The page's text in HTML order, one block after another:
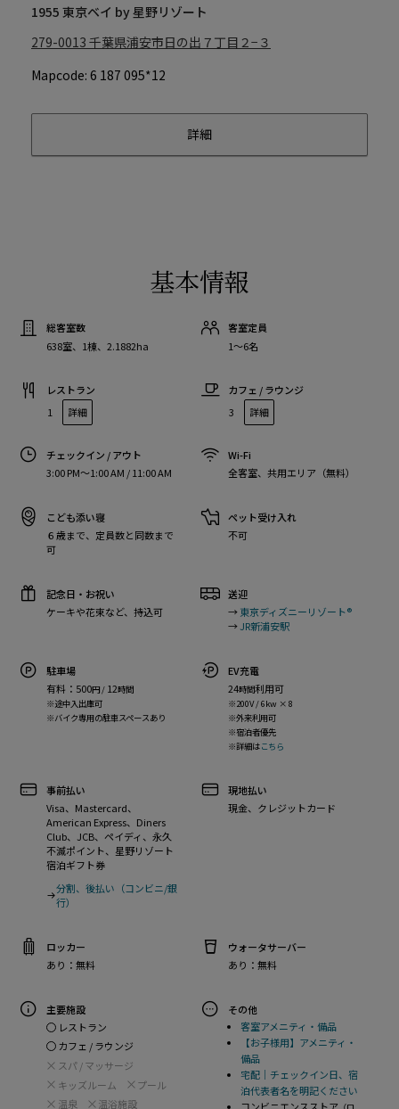
1955 東京ベイ by 星野リゾート
279-0013 千葉県浦安市日の出７丁目２−３
Mapcode: 6 187 095*12
詳細
基本情報
総客室数
638室、1棟、2.1882ha
客室定員
1〜6名
レストラン
1
詳細
カフェ / ラウンジ
3
詳細
チェックイン / アウト
3:00 PM〜1:00 AM / 11:00 AM
Wi-Fi
全客室、共用エリア（無料）
こども添い寝
６歳まで、定員数と同数まで
可
ペット受け入れ
不可
記念日・お祝い
ケーキや花束など、持込可
送迎
→東京ディズニーリゾート®
→JR新浦安駅
駐車場
有料：500円 / 12時間
※途中入出庫可
※バイク専用の駐車スペースあり
EV充電
24時間利用可
※200V / 6kw × 8
※外来利用可
※宿泊者優先
※詳細はこちら
事前払い
Visa、Mastercard、
American Express、Diners
Club、JCB、ペイディ、永久
不滅ポイント、星野リゾート
宿泊ギフト券
分割、後払い（コンビニ/銀
行）
現地払い
現金、クレジットカード
ロッカー
あり：無料
ウォータサーバー
あり：無料
主要施設
レストラン
カフェ / ラウンジ
スパ / マッサージ
キッズルーム
プール
温泉
温浴施設
その他
客室アメニティ・備品
【お子様用】アメニティ・
備品
宅配｜チェックイン日、宿
泊代表者名を明記ください